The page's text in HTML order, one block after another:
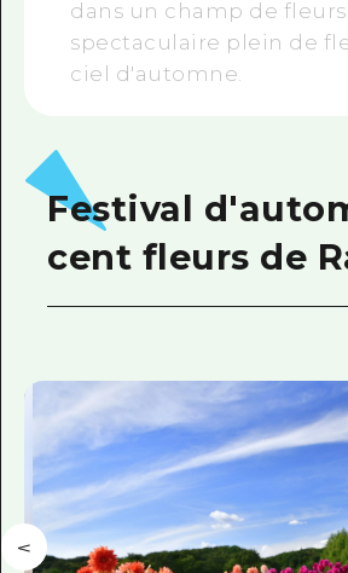
dans un champ de fleurs
spectaculaire plein de
ciel d'automne.
Festival
cent fleurs de